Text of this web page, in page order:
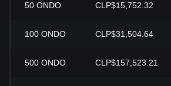
50 ONDO CLP$15,752.32
100 ONDO CLP$31,504.64
500 ONDO CLP$157,523.21